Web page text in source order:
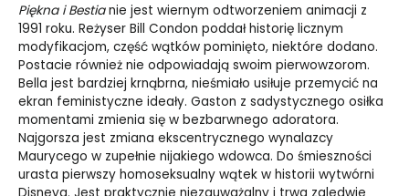
Piękna i Bestianie jest wiernym odtworzeniem animacji z
1991 roku. Reżyser Bill Condon poddał historię licznym
modyfikacjom, część wątków pominięto, niektóre dodano.
Postacie również nie odpowiadają swoim pierwowzorom.
Bella jest bardziej krnąbrna, nieśmiało usiłuje przemycić na
ekran feministyczne ideały. Gaston z sadystycznego osiłka
momentami zmienia się w bezbarwnego adoratora.
Najgorsza jest zmiana ekscentrycznego wynalazcy
Maurycego w zupełnie nijakiego wdowca. Do śmieszności
urasta pierwszy homoseksualny wątek w historii wytwórni